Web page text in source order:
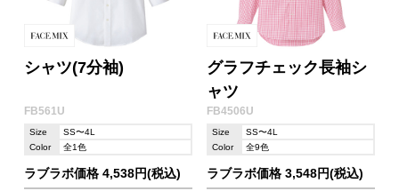
シャツ(7分袖)
FB561U
Size
SS〜4L
Color
全1色
ラブラボ価格 4,538円(税込)
グラフチェック長袖シ
ャツ
FB4506U
Size
SS〜4L
Color
全9色
ラブラボ価格 3,548円(税込)